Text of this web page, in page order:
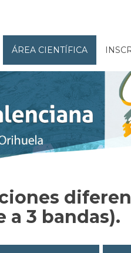
ÁREA CIENTÍFICA
a 3 bandas).